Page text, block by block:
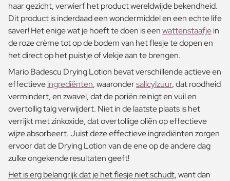
haar gezicht, verwierf het product wereldwijde bekendheid.
Dit product is inderdaad een wondermiddel en een echte life
saver! Het enige wat je hoeft te doen is eenwattenstaafjein
de roze crème tot op de bodem van het flesje te dopen en
het direct op het puistje of vlekje aan te brengen.
Mario Badescu Drying Lotion bevat verschillende actieve en
effectieveingrediënten, waarondersalicylzuur, dat roodheid
vermindert, en zwavel, dat de poriën reinigt en vuil en
overtollig talg verwijdert. Niet in de laatste plaats is het
verrijkt met zinkoxide, dat overtollige oliën op effectieve
wijze absorbeert. Juist deze effectieve ingrediënten zorgen
ervoor dat de Drying Lotion van de ene op de andere dag
zulke ongekende resultaten geeft!
Het is erg belangrijk dat je het flesje niet schudt, want dan